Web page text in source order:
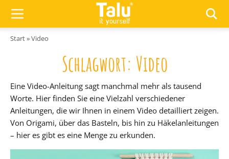
Start»Video
Schlagwort: Video
Eine Video-Anleitung sagt manchmal mehr als tausend
Worte. Hier finden Sie eine Vielzahl verschiedener
Anleitungen, die wir Ihnen in einem Video detailliert zeigen.
Von Origami, über das Basteln, bis hin zu Häkelanleitungen
– hier es gibt es eine Menge zu erkunden.